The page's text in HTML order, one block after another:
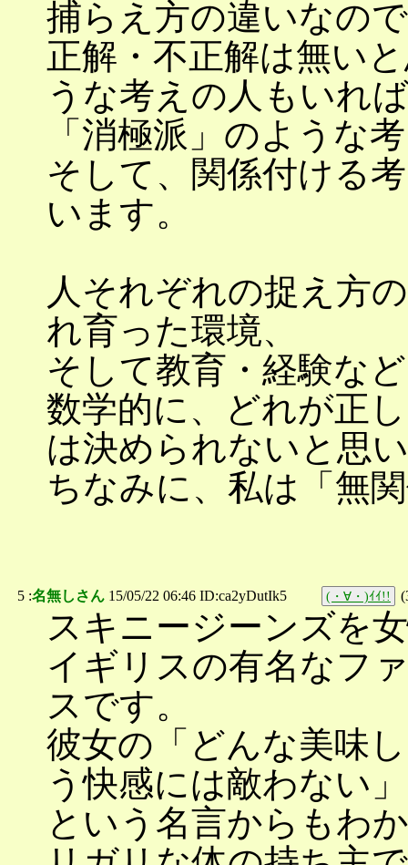
捕らえ方の違いなの
正解・不正解は無い
うな考えの人もいれ
「消極派」のような
そして、関係付ける
います。
人それぞれの捉え方
れ育った環境、
そして教育・経験な
数学的に、どれが正
は決められないと思
ちなみに、私は「無
5 :名無しさん 15/05/22 06:46 ID:ca2yDutIk5 (・∀・)ｲｲ!! (
スキニージーンズを
イギリスの有名なフ
スです。
彼女の「どんな美味
う快感には敵わない」
という名言からもわ